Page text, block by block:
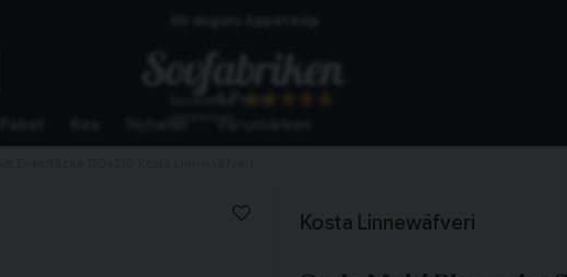
Snabba leveranser
Kosta Linnewäfveri